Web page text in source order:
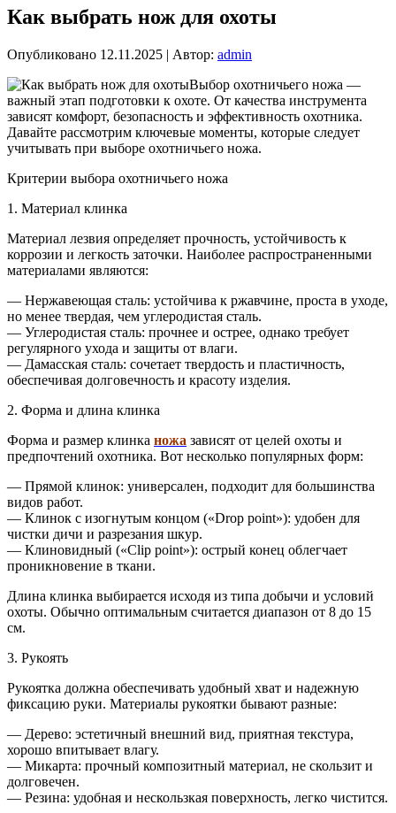
Как выбрать нож для охоты
Опубликовано 12.11.2025 | Автор: admin
Выбор охотничьего ножа —
важный этап подготовки к охоте. От качества инструмента
зависят комфорт, безопасность и эффективность охотника.
Давайте рассмотрим ключевые моменты, которые следует
учитывать при выборе охотничьего ножа.
Критерии выбора охотничьего ножа
1. Материал клинка
Материал лезвия определяет прочность, устойчивость к
коррозии и легкость заточки. Наиболее распространенными
материалами являются:
— Нержавеющая сталь: устойчива к ржавчине, проста в уходе,
но менее твердая, чем углеродистая сталь.
— Углеродистая сталь: прочнее и острее, однако требует
регулярного ухода и защиты от влаги.
— Дамасская сталь: сочетает твердость и пластичность,
обеспечивая долговечность и красоту изделия.
2. Форма и длина клинка
Форма и размер клинка ножа зависят от целей охоты и
предпочтений охотника. Вот несколько популярных форм:
— Прямой клинок: универсален, подходит для большинства
видов работ.
— Клинок с изогнутым концом («Drop point»): удобен для
чистки дичи и разрезания шкур.
— Клиновидный («Clip point»): острый конец облегчает
проникновение в ткани.
Длина клинка выбирается исходя из типа добычи и условий
охоты. Обычно оптимальным считается диапазон от 8 до 15
см.
3. Рукоять
Рукоятка должна обеспечивать удобный хват и надежную
фиксацию руки. Материалы рукоятки бывают разные:
— Дерево: эстетичный внешний вид, приятная текстура,
хорошо впитывает влагу.
— Микарта: прочный композитный материал, не скользит и
долговечен.
— Резина: удобная и нескользкая поверхность, легко чистится.